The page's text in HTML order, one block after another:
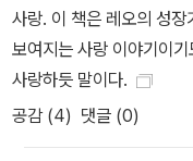
사랑. 이 책은 레오의 성
보여지는 사랑 이야기이
사랑하듯 말이다.
공감 (4) 댓글 (0)